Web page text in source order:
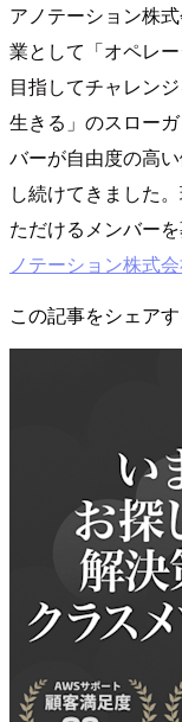
アノテーション株
業として「オペレ
目指してチャレン
生きる」のスロー
バーが自由度の高
し続けてきました
ただけるメンバー
ノテーション株式
この記事をシェア